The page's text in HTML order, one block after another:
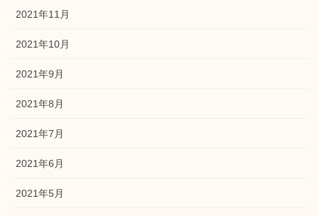
2021年11月
2021年10月
2021年9月
2021年8月
2021年7月
2021年6月
2021年5月